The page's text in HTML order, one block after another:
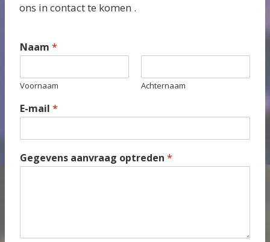
ons in contact te komen .
Naam *
Voornaam Achternaam
E-mail *
Gegevens aanvraag optreden *